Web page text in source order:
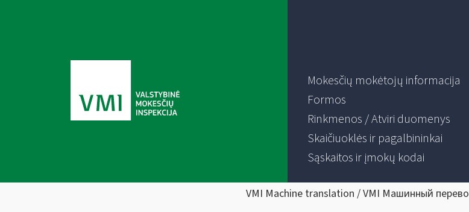
Mokesčių mokėtojų informacija
Formos
Rinkmenos / Atviri duomenys
Skaičiuoklės ir pagalbininkai
Sąskaitos ir įmokų kodai
VMI Machine translation / VMI Машинный